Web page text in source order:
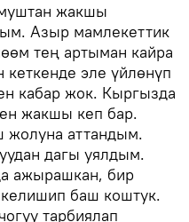
жакшы
Азыр мамлекеттик
тең артыман кайра
эле үйлөнүп
кабар жок. Кыргызда
жакшы кеп бар.
жолуна аттандым.
дагы уялдым.
ажырашкан, бир
баш коштук.
тарбиялап